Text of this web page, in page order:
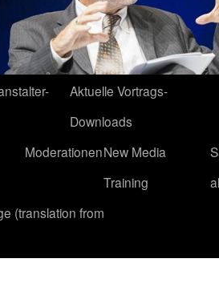
Aktuelle Vortrags-
Downloads
ModerationenNew Media
Training
(translation from